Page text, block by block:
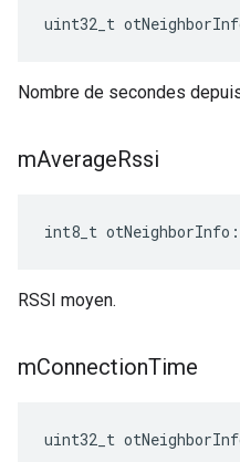
uint32_t
Nombre de secondes
mAverageRssi
int8_t otNeighborInfo
RSSI moyen.
mConnectionTime
uint32_t